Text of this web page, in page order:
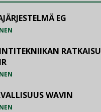
EG
RATKAISU
WAVIN